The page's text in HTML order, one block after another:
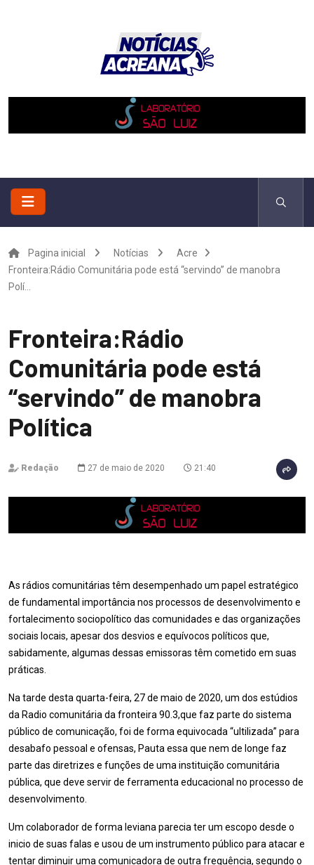
Pagina inicial Notícias
Acre
Fronteira:Rádio Comunitária pode está “servindo” de manobra
Polí...
Fronteira:Rádio
Comunitária pode está
“servindo” de manobra
Política
Redação 27 de maio de 2020 21:40
As rádios comunitárias têm desempenhado um papel estratégico
de fundamental importância nos processos de desenvolvimento e
fortalecimento sociopolítico das comunidades e das organizações
sociais locais, apesar dos desvios e equívocos políticos que,
sabidamente, algumas dessas emissoras têm cometido em suas
práticas.
Na tarde desta quarta-feira, 27 de maio de 2020, um dos estúdios
da Radio comunitária da fronteira 90.3,que faz parte do sistema
público de comunicação, foi de forma equivocada “ultilizada” para
desabafo pessoal e ofensas, Pauta essa que nem de longe faz
parte das diretrizes e funções de uma instituição comunitária
pública, que deve servir de ferramenta educacional no processo de
desenvolvimento.
Um colaborador de forma leviana parecia ter um escopo desde o
inicio de suas falas e usou de um instrumento público para atacar e
tentar diminuir uma comunicadora de outra frequência, segundo o